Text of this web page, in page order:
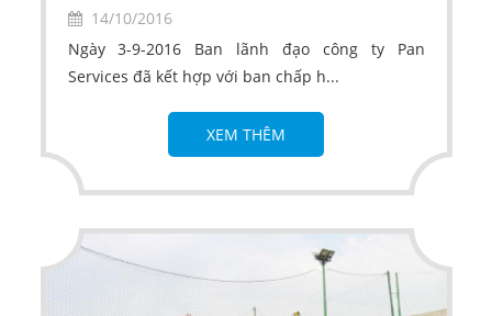
14/10/2016
Ngày 3-9-2016 Ban lãnh đạo công ty Pan
Services đã kết hợp với ban chấp h...
XEM THÊM